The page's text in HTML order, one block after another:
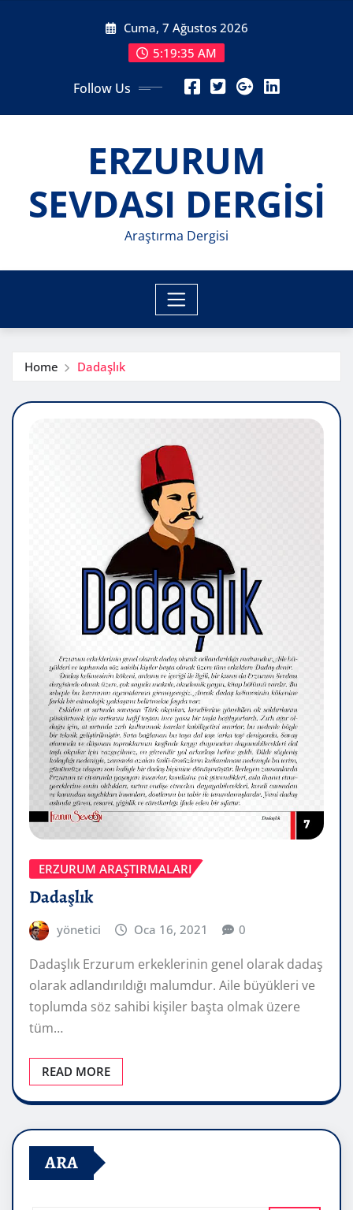
Cuma, 7 Ağustos 2026
5:19:36 AM
Follow Us
ERZURUM
SEVDASI DERGİSİ
Araştırma Dergisi
Home Dadaşlık
ERZURUM ARAŞTIRMALARI
Dadaşlık
yönetici Oca 16, 2021 0
Dadaşlık Erzurum erkeklerinin genel olarak dadaş
olarak adlandırıldığı malumdur. Aile büyükleri ve
toplumda söz sahibi kişiler başta olmak üzere
tüm…
READ MORE
ARA